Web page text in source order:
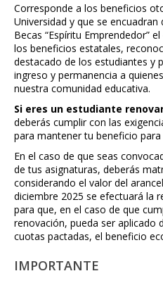
Corresponde a los beneficios
Universidad y que se
Becas “Espíritu Emprendedor”
los beneficios estatales,
destacado de los estudiantes y
ingreso y permanencia a
nuestra comunidad educativa.
Si eres un estudiante
deberás cumplir con las
para mantener tu beneficio
En el caso de que seas
de tus asignaturas, deberás
considerando el valor del
diciembre 2025 se efectuará la
para que, en el caso de que
renovación, pueda ser aplicado
cuotas pactadas, el beneficio
IMPORTANTE